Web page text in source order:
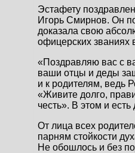
Эстафету
Игорь Смирнов. Он
доказала свою
офицерских званиях
«Поздравляю вас с
ваши отцы и деды
и к родителям, ведь
«Живите долго,
честь». В этом и
От лица всех
парням стойкости
Не обошлось и без